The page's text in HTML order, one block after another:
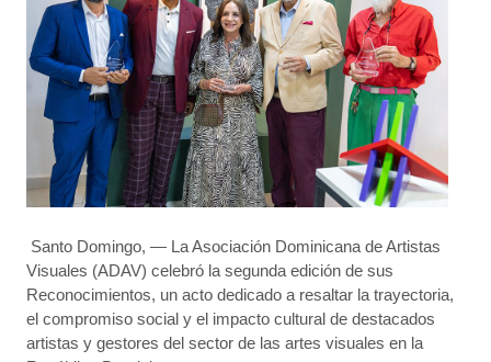
Santo Domingo, — La Asociación Dominicana de Artistas
Visuales (ADAV) celebró la segunda edición de sus
Reconocimientos, un acto dedicado a resaltar la trayectoria,
el compromiso social y el impacto cultural de destacados
artistas y gestores del sector de las artes visuales en la